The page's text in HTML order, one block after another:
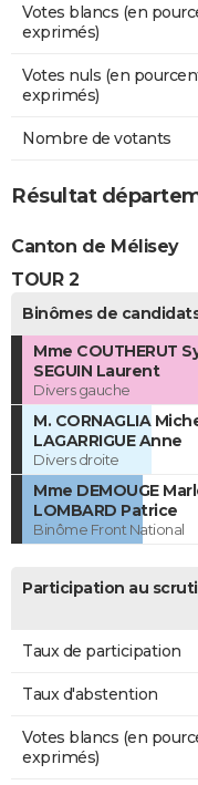
Votes blancs (en
exprimés)
Votes nuls (en
exprimés)
Nombre de votants
Résultat
Canton de Mélisey
TOUR 2
Binômes de
Mme COUTHERUT
SEGUIN Laurent
Divers gauche
M. CORNAGLIA
LAGARRIGUE Anne
Divers droite
Mme DEMOUGE
LOMBARD Patrice
Binôme Front National
Participation au
Taux de participation
Taux d'abstention
Votes blancs (en
exprimés)